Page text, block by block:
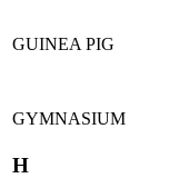
GUINEA PIG
GYMNASIUM
H